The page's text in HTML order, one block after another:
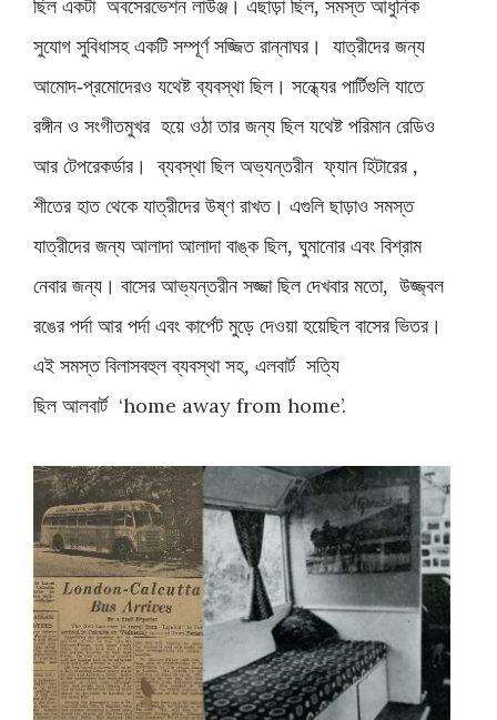
ছিল একটা অবসেরভেশন লাউঞ্জ। এছাড়া ছিল, সমস্ত আধুনিক
সুযোগ সুবিধাসহ একটি সম্পূর্ণ সজ্জিত রান্নাঘর। যাত্রীদের জন্য
আমোদ-প্রমোদেরও যথেষ্ট ব্যবস্থা ছিল। সন্ধ্যের পার্টিগুলি যাতে
রঙ্গীন ও সংগীতমুখর হয়ে ওঠা তার জন্য ছিল যথেষ্ট পরিমান রেডিও
আর টেপরেকর্ডার। ব্যবস্থা ছিল অভ্যন্তরীন ফ্যান হিটারের,
শীতের হাত থেকে যাত্রীদের উষ্ণ রাখত। এগুলি ছাড়াও সমস্ত
যাত্রীদের জন্য আলাদা আলাদা বাঙ্ক ছিল, ঘুমানোর এবং বিশ্রাম
নেবার জন্য। বাসের আভ্যন্তরীন সজ্জা ছিল দেখবার মতো, উজ্জ্বল
রঙের পর্দা আর পর্দা এবং কার্পেট মুড়ে দেওয়া হয়েছিল বাসের ভিতর।
এই সমস্ত বিলাসবহুল ব্যবস্থা সহ, এলবার্ট সত্যি
ছিল আলবার্ট ‘home away from home’.